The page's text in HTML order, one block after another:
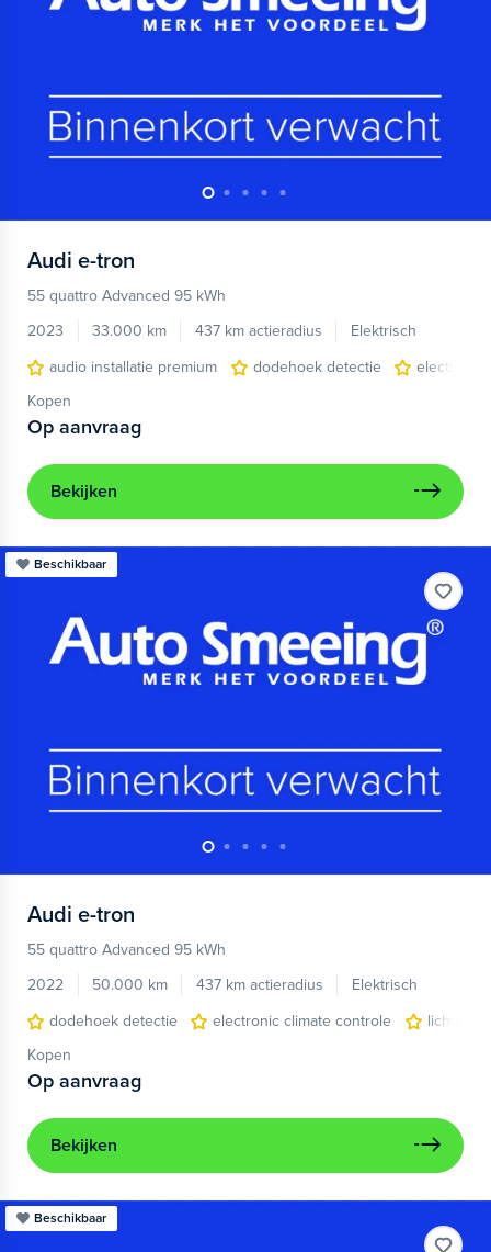
Audi e-tron
55 quattro Advanced 95 kWh
2023
33.000 km 437 km actieradius
Elektrisch
audio installatie premium
dodehoek detectie
electronic
Kopen
Op aanvraag
Bekijken
Beschikbaar
Audi e-tron
55 quattro Advanced 95 kWh
2022
50.000 km 437 km actieradius
Elektrisch
dodehoek detectie
electronic climate controle
Kopen
Op aanvraag
Bekijken
Beschikbaar